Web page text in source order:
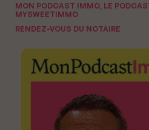
MON PODCAST IMMO, LE
MYSWEETIMMO
RENDEZ-VOUS DU NOTAIRE